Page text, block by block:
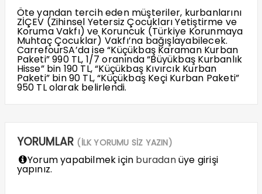
Öte yandan tercih eden müşteriler, kurbanlarını
ZİÇEV (Zihinsel Yetersiz Çocukları Yetiştirme ve
Koruma Vakfı) ve Koruncuk (Türkiye Korunmaya
Muhtaç Çocuklar) Vakfı’na bağışlayabilecek.
CarrefourSA’da ise “Küçükbaş Karaman Kurban
Paketi” 990 TL, 1/7 oranında “Büyükbaş Kurbanlık
Hisse” bin 190 TL, “Küçükbaş Kıvırcık Kurban
Paketi” bin 90 TL, “Küçükbaş Keçi Kurban Paketi”
950 TL olarak belirlendi.
YORUMLAR (İLK YORUMU SİZ YAZIN)
Yorum yapabilmek için buradanüye girişi
yapınız.